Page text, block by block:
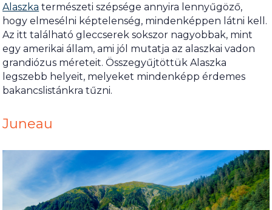
Alaszka természeti szépsége annyira lennyűgöző,
hogy elmesélni képtelenség, mindenképpen látni kell.
Az itt található gleccserek sokszor nagyobbak, mint
egy amerikai állam, ami jól mutatja az alaszkai vadon
grandiózus méreteit. Összegyűjtöttük Alaszka
legszebb helyeit, melyeket mindenképp érdemes
bakancslistánkra tűzni.
Juneau